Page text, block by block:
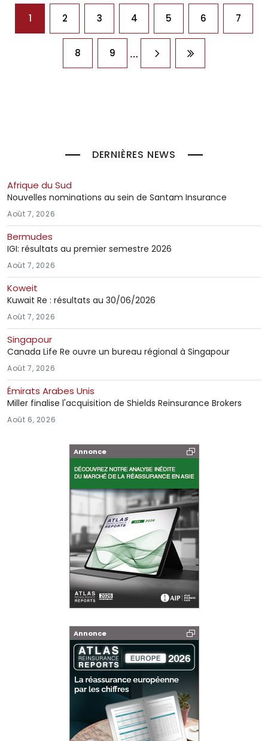
Pagination
1 2 3 4 5 6 7
8 9 … Page suivanteDernière page
DERNIÈRES NEWS
Afrique du Sud
Nouvelles nominations au sein de Santam Insurance
Août 7, 2026
Bermudes
IGI: résultats au premier semestre 2026
Août 7, 2026
Koweit
Kuwait Re : résultats au 30/06/2026
Août 7, 2026
Singapour
Canada Life Re ouvre un bureau régional à Singapour
Août 7, 2026
Émirats Arabes Unis
Miller finalise l'acquisition de Shields Reinsurance Brokers
Août 6, 2026
Annonce
Annonce